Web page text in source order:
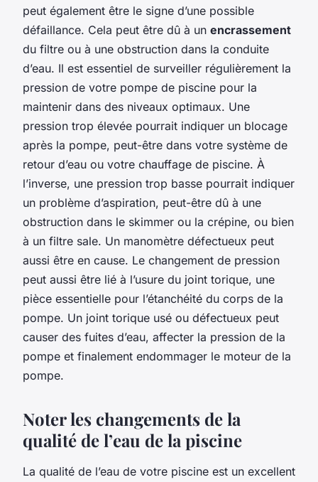
peut également être le signe d’une possible
défaillance. Cela peut être dû à un encrassement
du filtre ou à une obstruction dans la conduite
d’eau. Il est essentiel de surveiller régulièrement la
pression de votre pompe de piscine pour la
maintenir dans des niveaux optimaux. Une
pression trop élevée pourrait indiquer un blocage
après la pompe, peut-être dans votre système de
retour d’eau ou votre chauffage de piscine. À
l’inverse, une pression trop basse pourrait indiquer
un problème d’aspiration, peut-être dû à une
obstruction dans le skimmer ou la crépine, ou bien
à un filtre sale. Un manomètre défectueux peut
aussi être en cause. Le changement de pression
peut aussi être lié à l’usure du joint torique, une
pièce essentielle pour l’étanchéité du corps de la
pompe. Un joint torique usé ou défectueux peut
causer des fuites d’eau, affecter la pression de la
pompe et finalement endommager le moteur de la
pompe.
Noter les changements de la
qualité de l’eau de la piscine
La qualité de l’eau de votre piscine est un excellent